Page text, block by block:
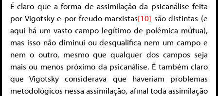
É claro que a forma de assimilação da psicanálise feita
por Vigotsky e por freudo-marxistas[10] são distintas (e
aqui há um vasto campo legítimo de polêmica mútua),
mas isso não diminui ou desqualifica nem um campo e
nem o outro, mesmo que qualquer dos campos seja
mais ou menos próximo da psicanálise. É também claro
que Vigotsky considerava que haveriam problemas
metodológicos nessa assimilação, afinal toda assimilação